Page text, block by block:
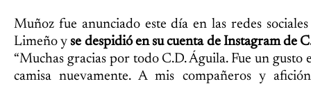
Muñoz fue anunciado este día en las redes
Limeño y se despidió en su cuenta de Instagram de
“Muchas gracias por todo C.D. Águila. Fue un gusto
camisa nuevamente. A mis compañeros y